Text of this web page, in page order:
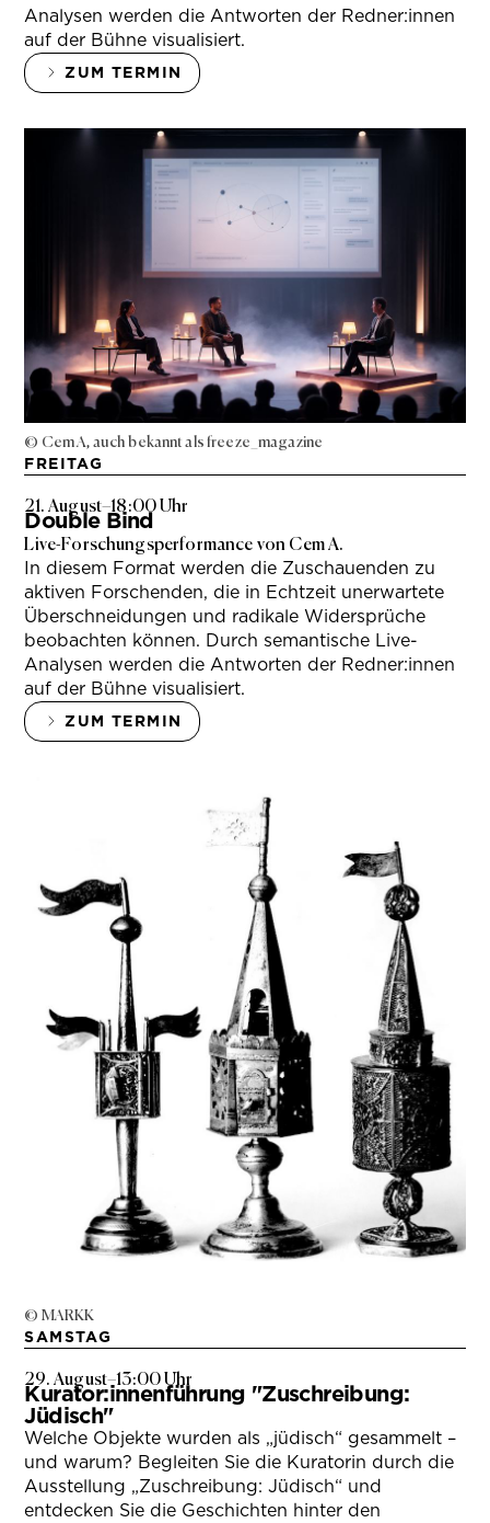
Analysen werden die Antworten der Redner:innen
auf der Bühne visualisiert.
ZUM TERMIN
© Cem A, auch bekannt als freeze_magazine
FREITAG
21. August–18:00 Uhr
Double Bind
Live-Forschungsperformance von Cem A.
In diesem Format werden die Zuschauenden zu
aktiven Forschenden, die in Echtzeit unerwartete
Überschneidungen und radikale Widersprüche
beobachten können. Durch semantische Live-
Analysen werden die Antworten der Redner:innen
auf der Bühne visualisiert.
ZUM TERMIN
© MARKK
SAMSTAG
29. August–13:00 Uhr
Kurator:innenführung "Zuschreibung:
Jüdisch"
Welche Objekte wurden als „jüdisch“ gesammelt –
und warum? Begleiten Sie die Kuratorin durch die
Ausstellung „Zuschreibung: Jüdisch“ und
entdecken Sie die Geschichten hinter den